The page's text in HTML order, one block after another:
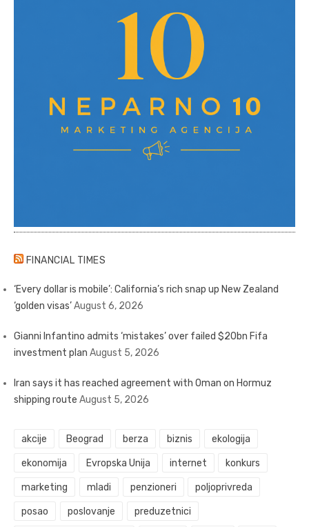
FINANCIAL TIMES
‘Every dollar is mobile’: California’s rich snap up New Zealand
‘golden visas’August 6, 2026
Gianni Infantino admits ‘mistakes’ over failed $20bn Fifa
investment plan August 5, 2026
Iran says it has reached agreement with Oman on Hormuz
shipping route August 5, 2026
akcije Beograd berza biznis ekologija
ekonomija Evropska Unija internet konkurs
marketing mladi penzioneri poljoprivreda
posao poslovanje preduzetnici